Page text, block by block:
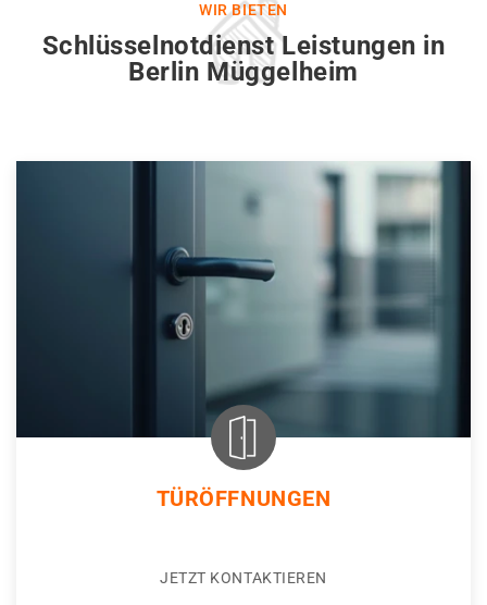
WIR BIETEN
Schlüsselnotdienst Leistungen in
Berlin Müggelheim
TÜRÖFFNUNGEN
JETZT KONTAKTIEREN